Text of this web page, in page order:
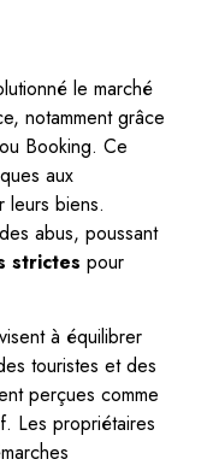
le marché
notamment grâce
Booking. Ce
aux
leurs biens.
abus, poussant
strictes pour
visent à équilibrer
touristes et des
perçues comme
Les propriétaires